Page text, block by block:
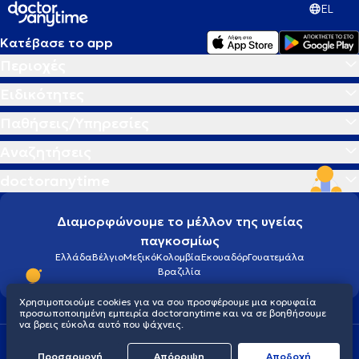
EL
Κατέβασε το app
Διαμορφώνουμε το μέλλον της υγείας
παγκοσμίως
ΕλλάδαΒέλγιοΜεξικόΚολομβίαΕκουαδόρΓουατεμάλα
Βραζιλία
Πολιτική προστασίας προσωπικού απορρήτου
© 2026 doctoranytime
Χρησιμοποιούμε cookies για να σου προσφέρουμε μια κορυφαία
προσωποποιημένη εμπειρία doctoranytime και να σε βοηθήσουμε
να βρεις εύκολα αυτό που ψάχνεις.
Προσαρμογή Απόρριψη Aποδοχή